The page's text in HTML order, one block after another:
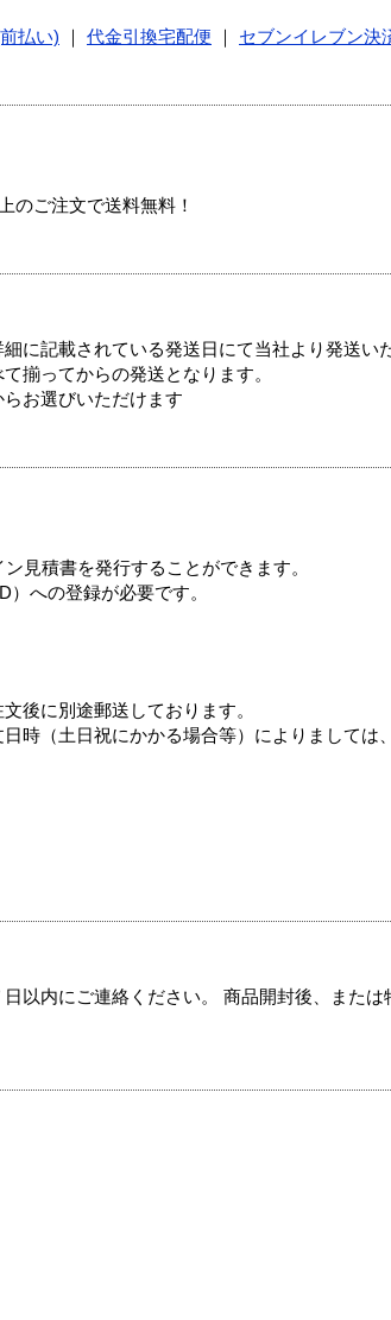
払い) 代金引換宅配便
セブンイレブン決
のご注文で送料無料！
に記載されている発送日にて当社より発送い
揃ってからの発送となります。
お選びいただけます
見積書を発行することができます。
への登録が必要です。
後に別途郵送しております。
時（土日祝にかかる場合等）によりましては
以内にご連絡ください。 商品開封後、または